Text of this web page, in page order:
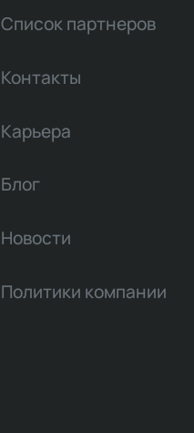
Список партнеров
Контакты
Карьера
Блог
Новости
Политики компании